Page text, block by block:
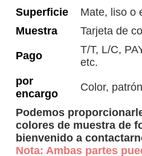
Superficie
Mate, liso o
Muestra
Tarjeta de
Pago
T/T, L/C,
etc.
por
encargo
Color,
Podemos
colores de muestra de
bienvenido a
Nota: Ambas partes